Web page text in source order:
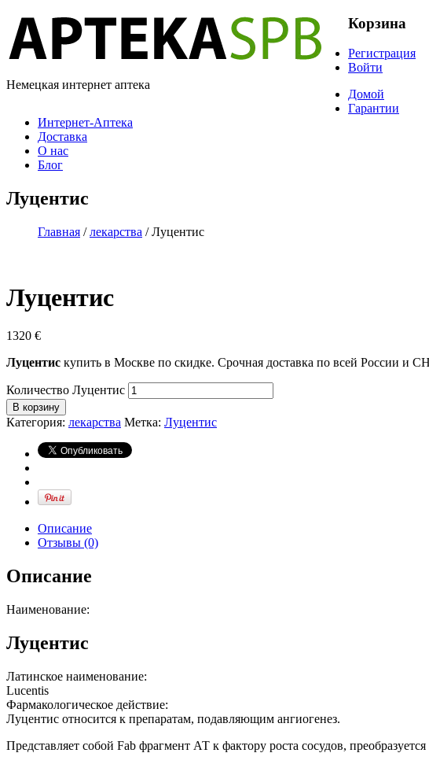
Немецкая интернет аптека
Корзина
Регистрация
Войти
Домой
Гарантии
Интернет-Аптека
Доставка
О нас
Блог
Луцентис
Главная /лекарства / Луцентис
Луцентис
1320 €
Луцентис купить в Москве по скидке. Срочная доставка по всей России и
Количество Луцентис
В корзину
Категория: лекарства Метка: Луцентис
Описание
Отзывы (0)
Описание
Наименование:
Луцентис
Латинское наименование:
Lucentis
Фармакологическое действие:
Луцентис относится к препаратам, подавляющим ангиогенез.
Представляет собой Fab фрагмент АТ к фактору роста сосудов,